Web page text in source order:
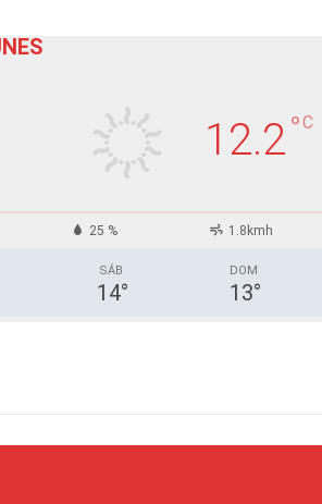
12.2°C
25 % 1.8kmh
SÁB
14°
DOM
13°